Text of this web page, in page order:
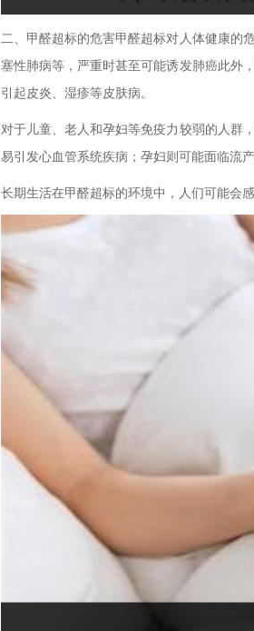
二、甲醛超标的危害甲醛超标对人体健康的
塞性肺病等，严重时甚至可能诱发肺癌此外
引起皮炎、湿疹等皮肤病。
对于儿童、老人和孕妇等免疫力较弱的人群
易引发心血管系统疾病；孕妇则可能面临流
长期生活在甲醛超标的环境中，人们可能会